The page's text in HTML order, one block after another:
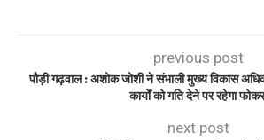
previous post
पौड़ी गढ़वाल : अशोक जोशी ने संभाली मुख्य विकास
कार्यों को गति देने पर रहेगा
next post